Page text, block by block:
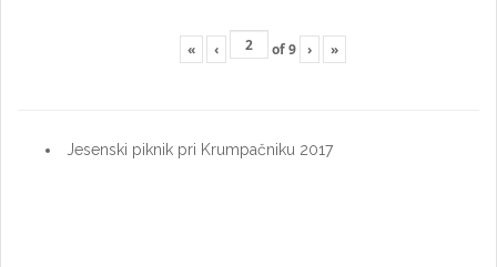
« ‹ of9 › »
Jesenski piknik pri Krumpačniku 2017